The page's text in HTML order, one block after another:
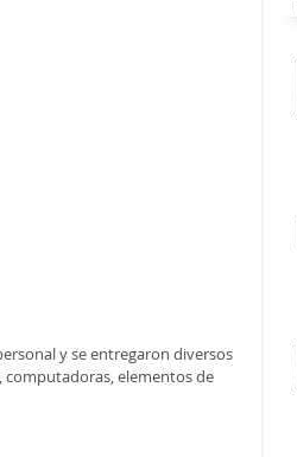
y se entregaron diversos
elementos de